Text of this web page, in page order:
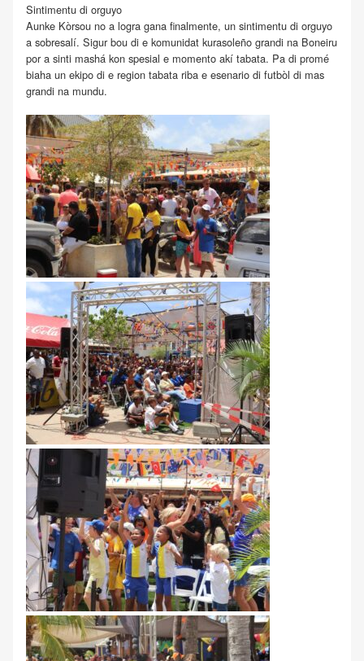
Sintimentu di orguyo
Aunke Kòrsou no a logra gana finalmente, un sintimentu di orguyo
a sobresalí. Sigur bou di e komunidat kurasoleño grandi na Boneiru
por a sinti mashá kon spesial e momento akí tabata. Pa di promé
biaha un ekipo di e region tabata riba e esenario di futbòl di mas
grandi na mundu.